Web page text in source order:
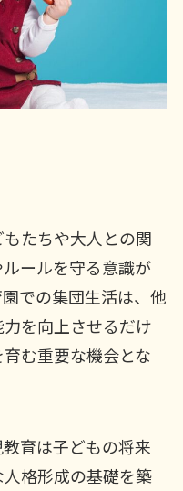
たちや大人との関
ールを守る意識が
での集団生活は、他
を向上させるだけ
む重要な機会とな
育は子どもの将来
格形成の基礎を築